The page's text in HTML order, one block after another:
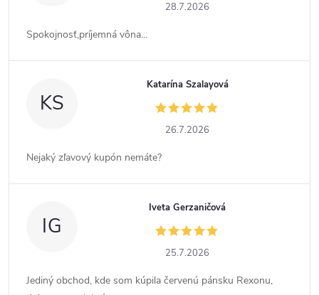
28.7.2026
Spokojnosť,príjemná vôna...
KS
Katarína Szalayová
26.7.2026
Nejaký zľavový kupón nemáte?
IG
Iveta Gerzaničová
25.7.2026
Jediný obchod, kde som kúpila červenú pánsku Rexonu,